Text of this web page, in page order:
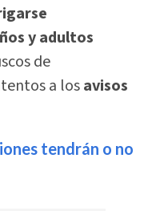
y adultos
de
a losavisos
tendrán o no